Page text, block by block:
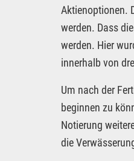
Aktienoptionen.
werden. Dass
werden. Hier
innerhalb von
Um nach der
beginnen zu
Notierung
die